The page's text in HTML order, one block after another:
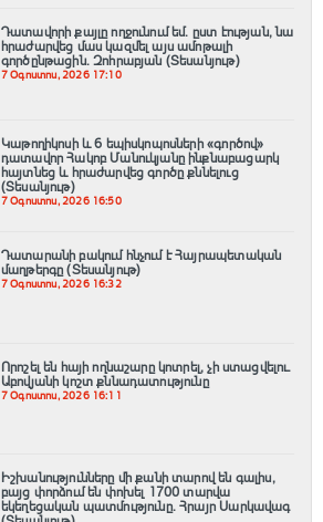
Դատավորի քայլը ողջունում եմ. ըստ էության, նա
հրաժարվեց մաս կազմել այս ամոթալի
գործընթացին․ Զոհրաբյան (Տեսանյութ)
7 Օգոստոս, 2026 17:10
️Կաթողիկոսի և 6 եպիսկոպոսների «գործով»
դատավոր Հակոբ Մանուկյանը ինքնաբացարկ
հայտնեց և հրաժարվեց գործը քննելուց
(Տեսանյութ)
7 Օգոստոս, 2026 16:50
Դատարանի բակում հնչում է Հայրապետական
մաղթերգը (Տեսանյութ)
7 Օգոստոս, 2026 16:32
Որոշել են հայի ողնաշարը կոտրել, չի ստացվելու․
Աբովյանի կոշտ քննադատությունը
7 Օգոստոս, 2026 16:11
Իշխանությունները մի քանի տարով են գալիս,
բայց փորձում են փոխել 1700 տարվա
եկեղեցական պատմությունը. Հրայր Սարկավագ